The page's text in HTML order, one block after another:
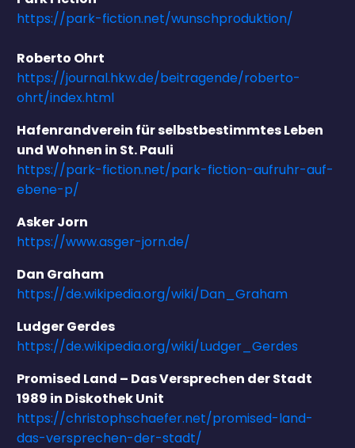
https://park-fiction.net/wunschproduktion/
Roberto Ohrt
https://journal.hkw.de/beitragende/roberto-
ohrt/index.html
Hafenrandverein für selbstbestimmtes Leben
und Wohnen in St. Pauli
https://park-fiction.net/park-fiction-aufruhr-auf-
ebene-p/
Asker Jorn
https://www.asger-jorn.de/
Dan Graham
https://de.wikipedia.org/wiki/Dan_Graham
Ludger Gerdes
https://de.wikipedia.org/wiki/Ludger_Gerdes
Promised Land – Das Versprechen der Stadt
1989 in Diskothek Unit
https://christophschaefer.net/promised-land-
das-versprechen-der-stadt/